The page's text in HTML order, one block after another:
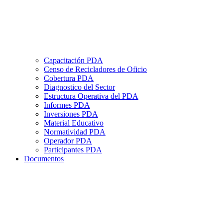
Capacitación PDA
Censo de Recicladores de Oficio
Cobertura PDA
Diagnostico del Sector
Estructura Operativa del PDA
Informes PDA
Inversiones PDA
Material Educativo
Normatividad PDA
Operador PDA
Participantes PDA
Documentos